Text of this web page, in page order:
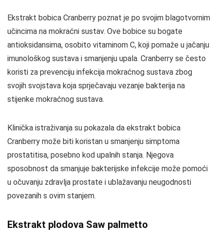
Ekstrakt bobica Cranberry poznat je po svojim blagotvornim
učincima na mokraćni sustav. Ove bobice su bogate
antioksidansima, osobito vitaminom C, koji pomaže u jačanju
imunološkog sustava i smanjenju upala. Cranberry se često
koristi za prevenciju infekcija mokraćnog sustava zbog
svojih svojstava koja sprječavaju vezanje bakterija na
stijenke mokraćnog sustava.
Klinička istraživanja su pokazala da ekstrakt bobica
Cranberry može biti koristan u smanjenju simptoma
prostatitisa, posebno kod upalnih stanja. Njegova
sposobnost da smanjuje bakterijske infekcije može pomoći
u očuvanju zdravlja prostate i ublažavanju neugodnosti
povezanih s ovim stanjem.
Ekstrakt plodova Saw palmetto